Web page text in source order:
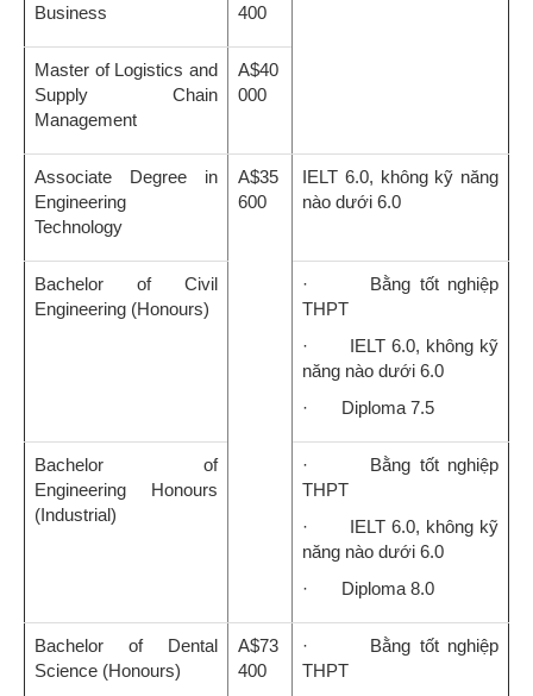
Business
400
Master of Logistics and
Supply Chain
Management
A$40
000
Associate Degree in
Engineering
Technology
A$35
600
IELT 6.0, không kỹ năng
nào dưới 6.0
Bachelor of Civil
Engineering (Honours)
· Bằng tốt nghiệp
THPT
· IELT 6.0, không kỹ
năng nào dưới 6.0
· Diploma 7.5
Bachelor of
Engineering Honours
(Industrial)
· Bằng tốt nghiệp
THPT
· IELT 6.0, không kỹ
năng nào dưới 6.0
· Diploma 8.0
Bachelor of Dental
Science (Honours)
A$73
400
· Bằng tốt nghiệp
THPT